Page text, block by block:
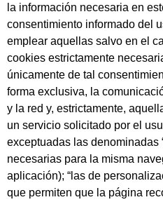
la información necesaria en
consentimiento informado del
emplear aquellas salvo en el
cookies estrictamente
únicamente de tal
forma exclusiva, la
y la red y, estrictamente,
un servicio solicitado por el
exceptuadas las denominadas
necesarias para la misma
aplicación); “las de
que permiten que la página